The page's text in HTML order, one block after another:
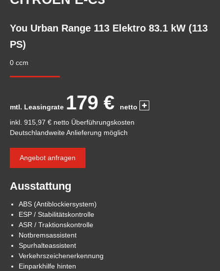
You Urban Range 113 Elektro 83.1 kW (113
PS)
0 ccm
mtl. Leasingrate 179 €
netto
inkl. 915,97 € netto Überführungskosten
Deutschlandweite Anlieferung möglich
Angebot anfragen
Ausstattung
ABS (Antiblockiersystem)
ESP / Stabilitätskontrolle
ASR / Traktionskontrolle
Notbremsassistent
Spurhalteassistent
Verkehrszeichenerkennung
Einparkhilfe hinten